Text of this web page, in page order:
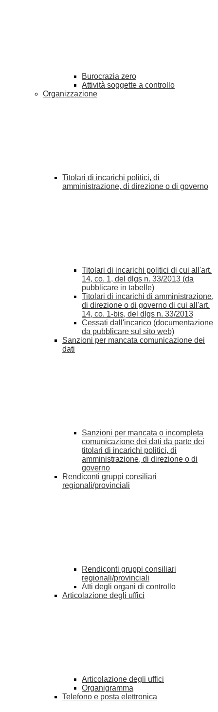
Burocrazia zero
Attività soggette a controllo
Organizzazione
Titolari di incarichi politici, di
amministrazione, di direzione o di governo
Titolari di incarichi politici di cui all'art.
14, co. 1, del dlgs n. 33/2013 (da
pubblicare in tabelle)
Titolari di incarichi di amministrazione,
di direzione o di governo di cui all'art.
14, co. 1-bis, del dlgs n. 33/2013
Cessati dall'incarico (documentazione
da pubblicare sul sito web)
Sanzioni per mancata comunicazione dei
dati
Sanzioni per mancata o incompleta
comunicazione dei dati da parte dei
titolari di incarichi politici, di
amministrazione, di direzione o di
governo
Rendiconti gruppi consiliari
regionali/provinciali
Rendiconti gruppi consiliari
regionali/provinciali
Atti degli organi di controllo
Articolazione degli uffici
Articolazione degli uffici
Organigramma
Telefono e posta elettronica